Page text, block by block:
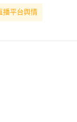
播平台舆情